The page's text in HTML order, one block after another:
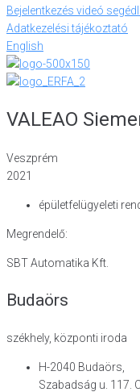
Bejelentkezés videó
Adatkezelési tájékoztató
English
VALEAO
Veszprém
2021
épületfelügyeleti
Megrendelő:
SBT Automatika Kft.
Budaörs
székhely, központi iroda
H-2040 Budaörs,
Szabadság u. 117.